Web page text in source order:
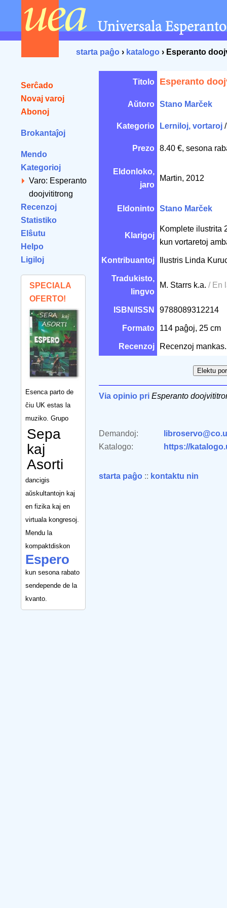
starta paĝo › katalogo › Esperanto
Serĉado
Novaj varoj
Abonoj
Brokantaĵoj
Mendo
Kategorioj
Varo: Esperanto
doojvititrong
Recenzoj
Statistiko
Elŝutu
Helpo
Ligiloj
SPECIALA
OFERTO!
Esenca parto de
ĉiu UK estas la
muziko. Grupo
Sepa
kaj
Asorti
dancigis
aŭskultantojn kaj
en fizika kaj en
virtuala kongresoj.
Mendu la
kompaktdiskon
Espero
kun sesona rabato
sendepende de la
kvanto.
Titolo Esperanto
Aŭtoro Stano Marček
Kategorio Lerniloj, vortaroj
Prezo 8.40 €, sesona
Eldonloko,
jaro
Martin, 2012
Eldoninto Stano Marček
Klarigoj
Komplete ilustrita
kun vortaretoj
Kontribuantoj Ilustris Linda
Tradukisto,
lingvo
M. Starrs k.a. / En
ISBN/ISSN 9788089312214
Formato 114 paĝoj, 25 cm
Recenzoj Recenzoj mankas.
Via opinio pri Esperanto
Demandoj:
Katalogo:
https://
starta paĝo :: kontaktu nin